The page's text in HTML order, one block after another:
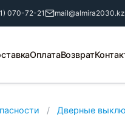
070-72-21 mail@almira2030.kz
ОплатаВозврат
/ Дверные